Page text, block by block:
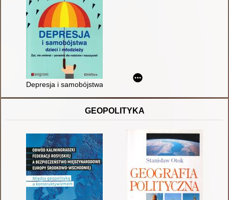
Depresja i samobójstwa dzieci i młodzieży : żyć, nie umierać
GEOPOLITYKA